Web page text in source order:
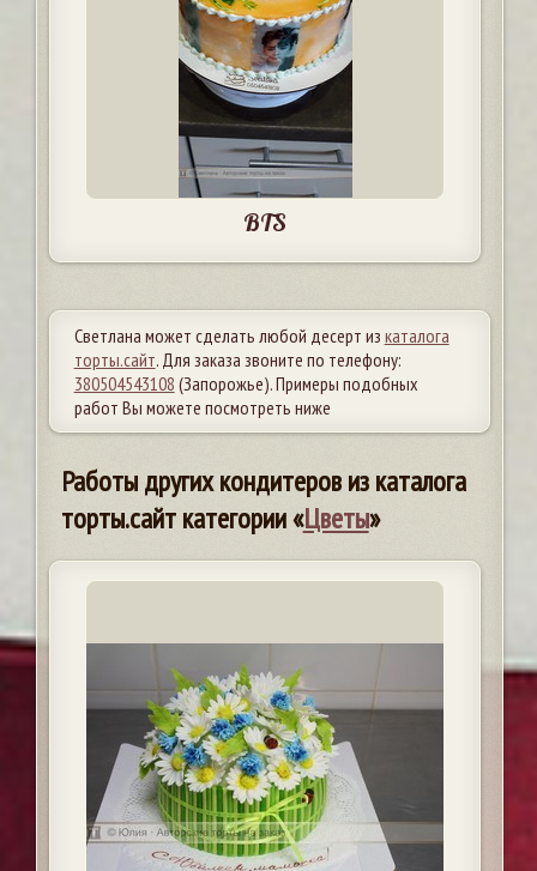
BTS
Светлана может сделать любой десерт из каталога
торты.сайт. Для заказа звоните по телефону:
380504543108 (Запорожье). Примеры подобных
работ Вы можете посмотреть ниже
Работы других кондитеров из каталога
торты.сайт категории «Цветы»